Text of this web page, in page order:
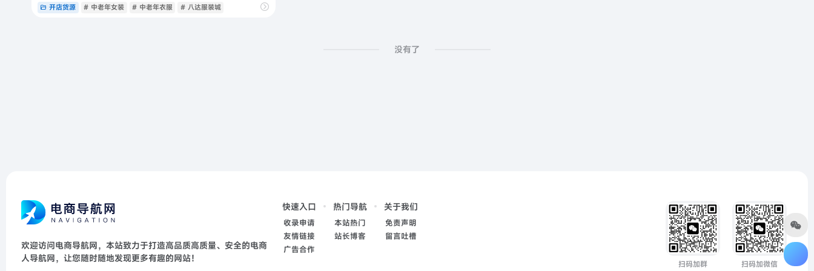
开店货源 # 中老年女装 # 中老年衣服 # 八达服装城
没有了
欢迎访问电商导航网，本站致力于打造高品质高质量、安全的电商
人导航网，让您随时随地发现更多有趣的网站！
快速入口
收录申请
友情链接
广告合作
热门导航
本站热门
站长博客
关于我们
免责声明
留言吐槽
扫码加群 扫码加微信